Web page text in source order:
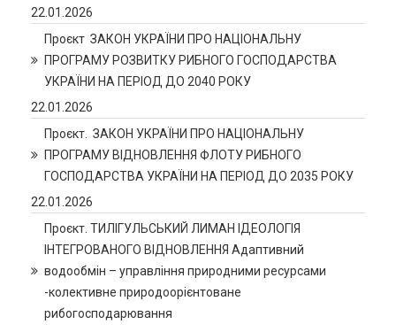
22.01.2026
Проєкт ЗАКОН УКРАЇНИ ПРО НАЦІОНАЛЬНУ
ПРОГРАМУ РОЗВИТКУ РИБНОГО ГОСПОДАРСТВА
УКРАЇНИ НА ПЕРІОД ДО 2040 РОКУ
22.01.2026
Проєкт. ЗАКОН УКРАЇНИ ПРО НАЦІОНАЛЬНУ
ПРОГРАМУ ВІДНОВЛЕННЯ ФЛОТУ РИБНОГО
ГОСПОДАРСТВА УКРАЇНИ НА ПЕРІОД ДО 2035 РОКУ
22.01.2026
Проєкт. ТИЛІГУЛЬСЬКИЙ ЛИМАН ІДЕОЛОГІЯ
ІНТЕГРОВАНОГО ВІДНОВЛЕННЯ Адаптивний
водообмін – управління природними ресурсами
-колективне природоорієнтоване
рибогосподарювання